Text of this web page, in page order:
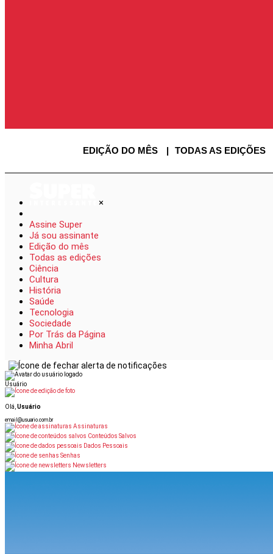
EDIÇÃO DO MÊS TODAS AS EDIÇÕES
×
Assine Super
Já sou assinante
Edição do mês
Todas as edições
Ciência
Cultura
História
Saúde
Tecnologia
Sociedade
Por Trás da Página
Minha Abril
Usuário
Olá, Usuário
email@usuario.com.br
Assinaturas
Conteúdos Salvos
Dados Pessoais
Senhas
Newsletters